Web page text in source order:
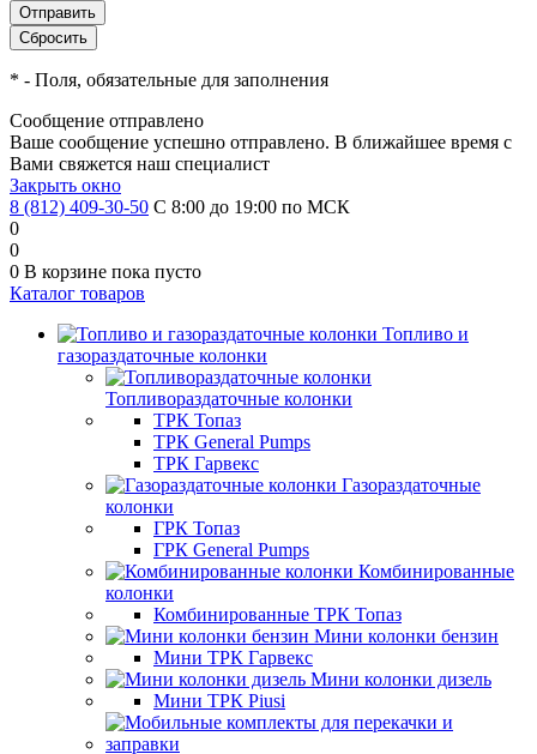
* - Поля, обязательные для заполнения
Сообщение отправлено
Ваше сообщение успешно отправлено. В ближайшее время с
Вами свяжется наш специалист
Закрыть окно
8 (812) 409-30-50 С 8:00 до 19:00 по МСК
0
0
0 В корзине пока пусто
Каталог товаров
Топливо и
газораздаточные колонки
Топливораздаточные колонки
ТРК Топаз
ТРК General Pumps
ТРК Гарвекс
Газораздаточные
колонки
ГРК Топаз
ГРК General Pumps
Комбинированные
колонки
Комбинированные ТРК Топаз
Мини колонки бензин
Мини ТРК Гарвекс
Мини колонки дизель
Мини ТРК Piusi